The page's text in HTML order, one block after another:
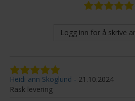
Logg inn for å skrive
Heidi ann Skoglund
21.10.2024
Rask levering